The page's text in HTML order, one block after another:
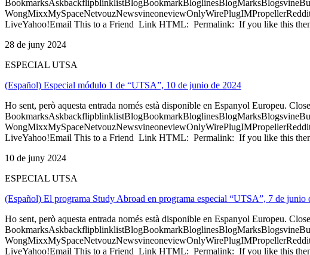
LiveYahoo!Email This to a Friend Link HTML: Permalink: If you like this
28 de juny 2024
ESPECIAL UTSA
(Español) Especial módulo 1 de “UTSA”, 10 de junio de 2024
Ho sent, però aquesta entrada només està disponible en Espanyol Europeu.
LiveYahoo!Email This to a Friend Link HTML: Permalink: If you like this
10 de juny 2024
ESPECIAL UTSA
(Español) El programa Study Abroad en programa especial “UTSA”, 7 de junio
Ho sent, però aquesta entrada només està disponible en Espanyol Europeu.
LiveYahoo!Email This to a Friend Link HTML: Permalink: If you like this